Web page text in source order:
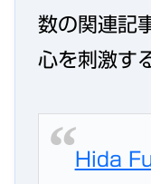
数の関連記
心を刺激す
Hida